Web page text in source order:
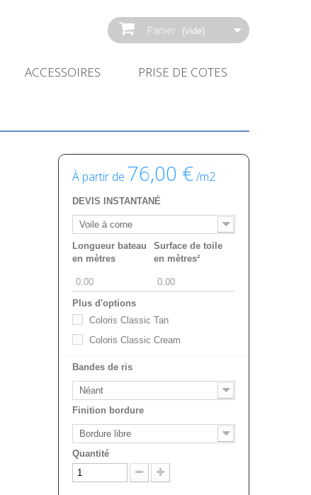
Panier (vide)
ACCESSOIRES PRISE DE COTES
À partir de 76,00 €/m2
DEVIS INSTANTANÉ
Voile à corne
Longueur bateau
en mètres
Surface de toile
en mètres²
Plus d'options
Coloris Classic Tan
Coloris Classic Cream
Bandes de ris
Néant
Finition bordure
Bordure libre
Quantité